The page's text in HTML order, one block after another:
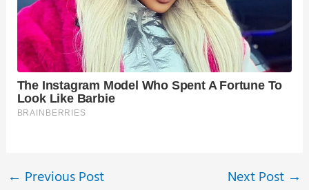
← Previous Post Next Post →